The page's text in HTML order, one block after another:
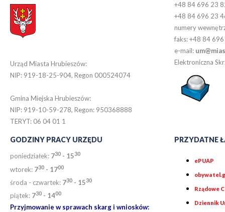
Urząd Miasta Hrubieszów:
NIP: 919-18-25-904, Regon 000524074
Gmina Miejska Hrubieszów:
NIP: 919-10-59-278, Regon: 950368888
TERYT: 06 04 01 1
+48 84 696 23
+48 84 696 23
numery
faks: +48 84
e-mail:
Elektroniczna
GODZINY PRACY URZĘDU
poniedziałek: 730 - 1530
wtorek: 730 - 1700
środa - czwartek: 730 - 1530
piątek: 730 - 1400
Przyjmowanie w sprawach skarg i wniosków:
PRZYDATNE
ePUAP
Rządowe
Dziennik